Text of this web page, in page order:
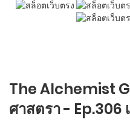
The Alchemist
ศาสตรา - Ep.306